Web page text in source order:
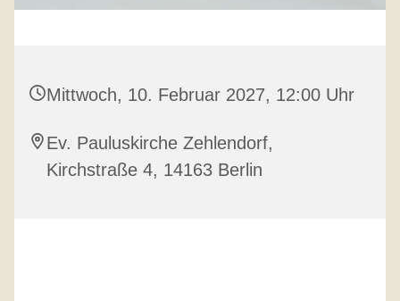
Mittwoch, 10. Februar 2027, 12:00 Uhr
Ev. Pauluskirche Zehlendorf,
Kirchstraße 4, 14163 Berlin